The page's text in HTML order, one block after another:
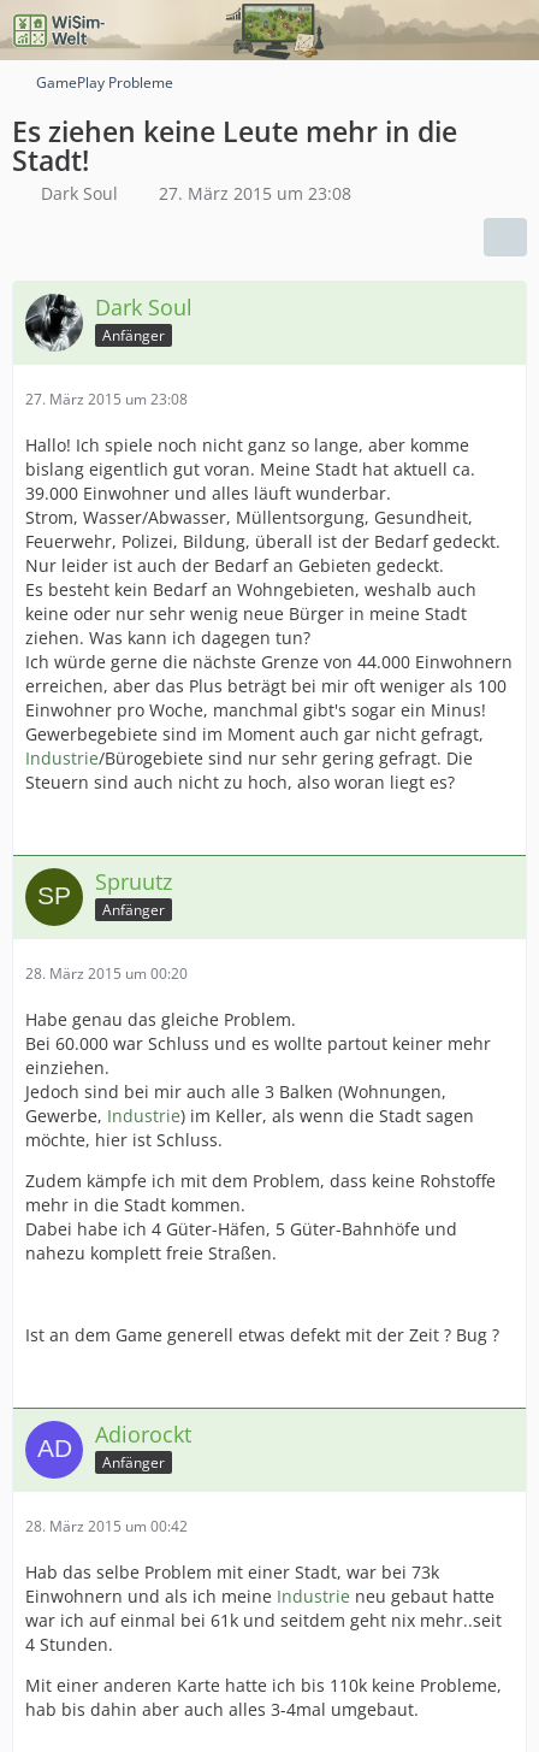
GamePlay Probleme
Es ziehen keine Leute mehr in die
Stadt!
Dark Soul 27. März 2015 um 23:08
Dark Soul
Anfänger
27. März 2015 um 23:08
Hallo! Ich spiele noch nicht ganz so lange, aber komme
bislang eigentlich gut voran. Meine Stadt hat aktuell ca.
39.000 Einwohner und alles läuft wunderbar.
Strom, Wasser/Abwasser, Müllentsorgung, Gesundheit,
Feuerwehr, Polizei, Bildung, überall ist der Bedarf gedeckt.
Nur leider ist auch der Bedarf an Gebieten gedeckt.
Es besteht kein Bedarf an Wohngebieten, weshalb auch
keine oder nur sehr wenig neue Bürger in meine Stadt
ziehen. Was kann ich dagegen tun?
Ich würde gerne die nächste Grenze von 44.000 Einwohnern
erreichen, aber das Plus beträgt bei mir oft weniger als 100
Einwohner pro Woche, manchmal gibt's sogar ein Minus!
Gewerbegebiete sind im Moment auch gar nicht gefragt,
Industrie/Bürogebiete sind nur sehr gering gefragt. Die
Steuern sind auch nicht zu hoch, also woran liegt es?
Spruutz
Anfänger
28. März 2015 um 00:20
Habe genau das gleiche Problem.
Bei 60.000 war Schluss und es wollte partout keiner mehr
einziehen.
Jedoch sind bei mir auch alle 3 Balken (Wohnungen,
Gewerbe, Industrie) im Keller, als wenn die Stadt sagen
möchte, hier ist Schluss.
Zudem kämpfe ich mit dem Problem, dass keine Rohstoffe
mehr in die Stadt kommen.
Dabei habe ich 4 Güter-Häfen, 5 Güter-Bahnhöfe und
nahezu komplett freie Straßen.
Ist an dem Game generell etwas defekt mit der Zeit ? Bug ?
Adiorockt
Anfänger
28. März 2015 um 00:42
Hab das selbe Problem mit einer Stadt, war bei 73k
Einwohnern und als ich meine Industrie neu gebaut hatte
war ich auf einmal bei 61k und seitdem geht nix mehr..seit
4 Stunden.
Mit einer anderen Karte hatte ich bis 110k keine Probleme,
hab bis dahin aber auch alles 3-4mal umgebaut.